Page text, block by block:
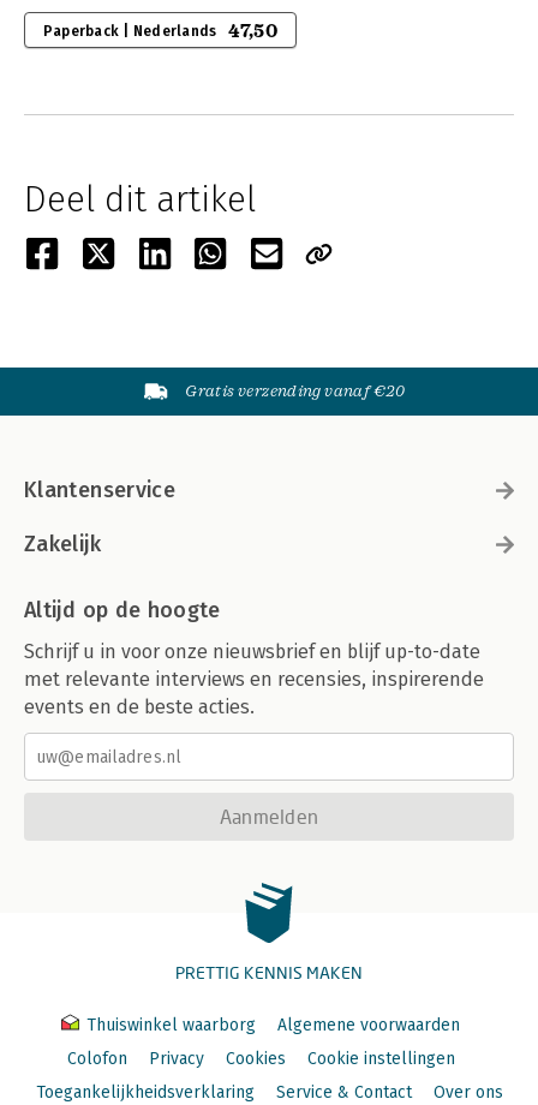
Paperback | Nederlands 47,50
Deel dit artikel
Gratis verzending vanaf €20
Klantenservice
Zakelijk
Altijd op de hoogte
Schrijf u in voor onze nieuwsbrief en blijf up-to-date
met relevante interviews en recensies, inspirerende
events en de beste acties.
Aanmelden
PRETTIG KENNIS MAKEN
Thuiswinkel waarborg
Algemene voorwaarden
Colofon
Privacy Cookies
Cookie instellingen
Toegankelijkheidsverklaring
Service & Contact Over ons